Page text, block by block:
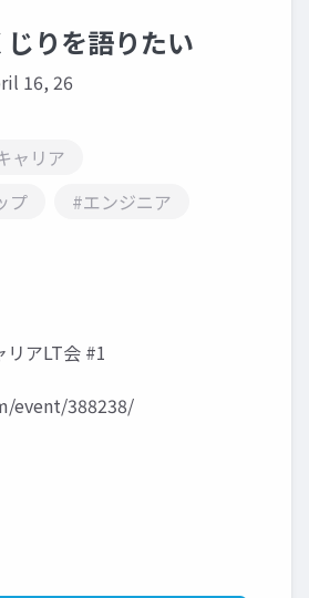
りを語りたい
16, 26
ャリア
プ
#エンジニア
アLT会 #1
event/388238/